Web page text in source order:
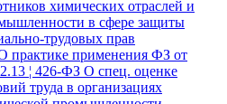
химических отраслей и
в сфере защиты
трудовых прав
практике применения ФЗ от
¦ 426-ФЗ О спец. оценке
труда в организациях